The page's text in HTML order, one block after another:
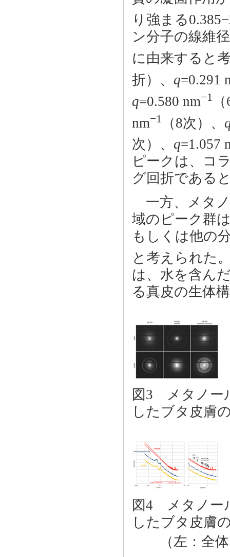
り強まる
ン分子の線維
に由来すると
折）、 q=0.291
q=0.580 nm−1
nm−1 （8次）、
次）、 q=1.057
ピークは、コ
グ回折である
一方、メタノ
域のピーク群
もしくは他の
と考えられた
は、水を含ん
る真皮の生体
図3 メタノー
したブタ皮膚
図4 メタノー
したブタ皮膚
（左：全体